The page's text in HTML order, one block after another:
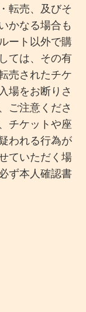
転売、及びそ
かなる場合も
ート以外で購
ては、その有
売されたチケ
場をお断りさ
ご注意くださ
チケットや座
われる行為が
ていただく場
ず本人確認書